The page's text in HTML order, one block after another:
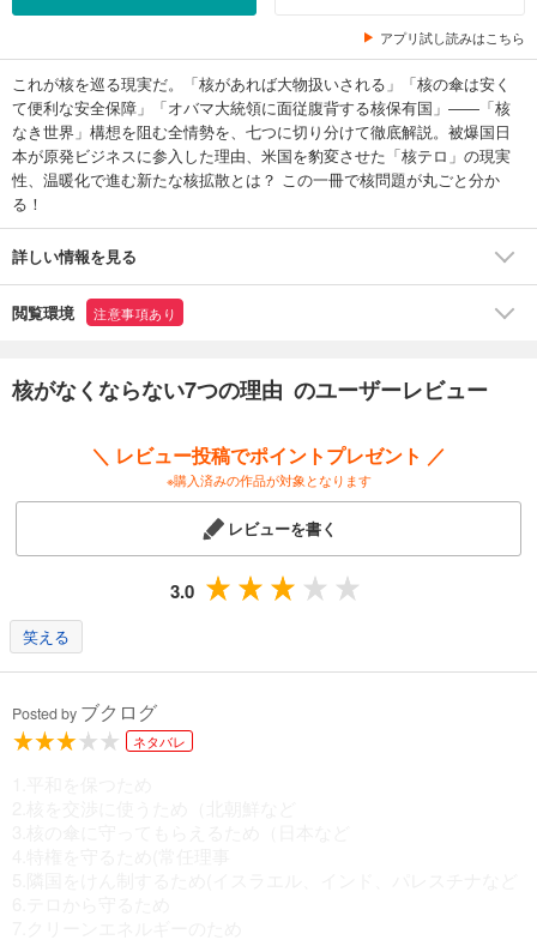
アプリ試し読みはこちら
これが核を巡る現実だ。「核があれば大物扱いされる」「核の傘は安く
て便利な安全保障」「オバマ大統領に面従腹背する核保有国」――「核
なき世界」構想を阻む全情勢を、七つに切り分けて徹底解説。被爆国日
本が原発ビジネスに参入した理由、米国を豹変させた「核テロ」の現実
性、温暖化で進む新たな核拡散とは？ この一冊で核問題が丸ごと分か
る！
詳しい情報を見る
閲覧環境 注意事項あり
核がなくならない7つの理由 のユーザーレビュー
＼ レビュー投稿でポイントプレゼント ／
※購入済みの作品が対象となります
レビューを書く
3.0
笑える
Posted by ブクログ
ネタバレ